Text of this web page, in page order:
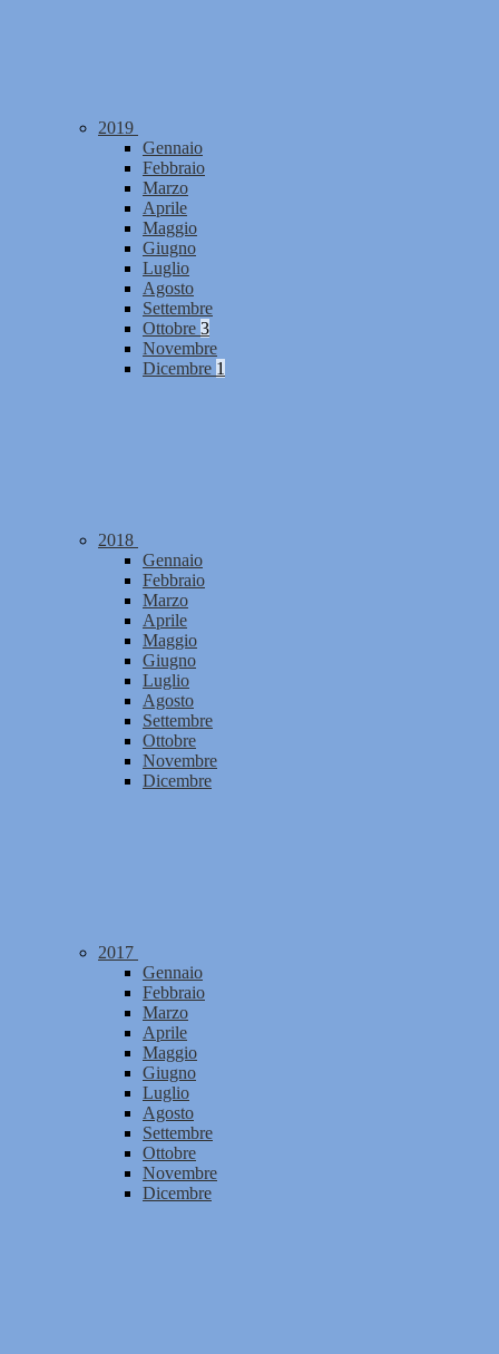
2019
Gennaio
Febbraio
Marzo
Aprile
Maggio
Giugno
Luglio
Agosto
Settembre
Ottobre 3
Novembre
Dicembre 1
2018
Gennaio
Febbraio
Marzo
Aprile
Maggio
Giugno
Luglio
Agosto
Settembre
Ottobre
Novembre
Dicembre
2017
Gennaio
Febbraio
Marzo
Aprile
Maggio
Giugno
Luglio
Agosto
Settembre
Ottobre
Novembre
Dicembre